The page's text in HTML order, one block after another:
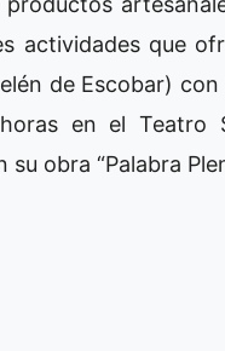
actividades que
de Escobar)
en el Teatro
obra “Palabra